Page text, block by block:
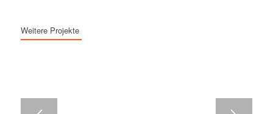
Weitere Projekte